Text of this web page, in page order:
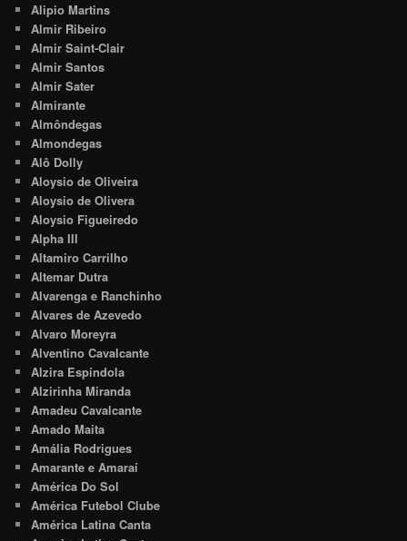
Alipio Martins
Almir Ribeiro
Almir Saint-Clair
Almir Santos
Almir Sater
Almirante
Almôndegas
Almondegas
Alô Dolly
Aloysio de Oliveira
Aloysio de Olivera
Aloysio Figueiredo
Alpha III
Altamiro Carrilho
Altemar Dutra
Alvarenga e Ranchinho
Alvares de Azevedo
Alvaro Moreyra
Alventino Cavalcante
Alzira Espíndola
Alzirinha Miranda
Amadeu Cavalcante
Amado Maita
Amália Rodrigues
Amarante e Amaraí
América Do Sol
América Futebol Clube
América Latina Canta